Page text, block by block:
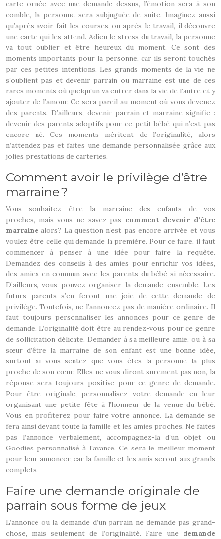
carte ornée avec une demande dessus, l’émotion sera à son
comble, la personne sera subjuguée de suite. Imaginez aussi
qu’après avoir fait les courses, ou après le travail, il découvre
une carte qui les attend. Adieu le stress du travail, la personne
va tout oublier et être heureux du moment. Ce sont des
moments importants pour la personne, car ils seront touchés
par ces petites intentions. Les grands moments de la vie ne
s’oublient pas et devenir parrain ou marraine est une de ces
rares moments où quelqu’un va entrer dans la vie de l’autre et y
ajouter de l’amour. Ce sera pareil au moment où vous devenez
des parents. D’ailleurs, devenir parrain et marraine signifie :
devenir des parents adoptifs pour ce petit bébé qui n’est pas
encore né. Ces moments méritent de l’originalité, alors
n’attendez pas et faites une demande personnalisée grâce aux
jolies prestations de carteries.
Comment avoir le privilège d’être
marraine ?
Vous souhaitez être la marraine des enfants de vos
proches, mais vous ne savez pas comment devenir d’être
marraine alors? La question n’est pas encore arrivée et vous
voulez être celle qui demande la première. Pour ce faire, il faut
commencer à penser à une idée pour faire la requête.
Demandez des conseils à des amies pour enrichir vos idées,
des amies en commun avec les parents du bébé si nécessaire.
D’ailleurs, vous pouvez organiser la demande ensemble. Les
futurs parents s’en feront une joie de cette demande de
privilège. Toutefois, ne l’annoncez pas de manière ordinaire. Il
faut toujours personnaliser les annonces pour ce genre de
demande. L’originalité doit être au rendez-vous pour ce genre
de sollicitation délicate. Demander à sa meilleure amie, ou à sa
sœur d’être la marraine de son enfant est une bonne idée,
surtout si vous sentez que vous êtes la personne la plus
proche de son cœur. Elles ne vous diront surement pas non, la
réponse sera toujours positive pour ce genre de demande.
Pour être originale, personnalisez votre demande en leur
organisant une petite fête à l’honneur de la venue du bébé.
Vous en profiterez pour faire votre annonce. La demande se
fera ainsi devant toute la famille et les amies proches. Ne faites
pas l’annonce verbalement, accompagnez-la d’un objet ou
Goodies personnalisé à l’avance. Ce sera le meilleur moment
pour leur annoncer, car la famille et les amis seront aux grands
complets.
Faire une demande originale de
parrain sous forme de jeux
L’annonce ou la demande d’un parrain ne demande pas grand-
chose, mais seulement de l’originalité. Faire une demande